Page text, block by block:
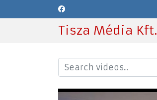
Tisza Média Kft.